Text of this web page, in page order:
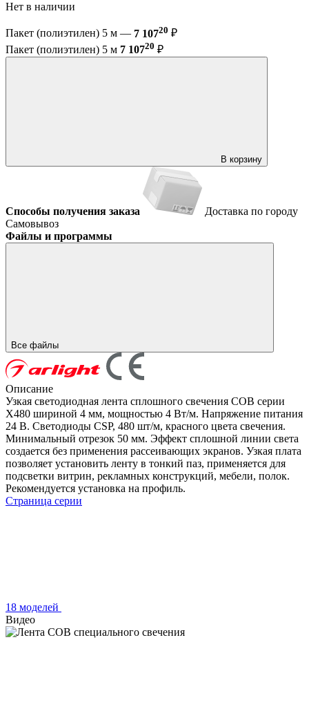
Нет в наличии
Пакет (полиэтилен) 5 м — 7 10720 ₽
Пакет (полиэтилен) 5 м 7 10720 ₽
В корзину
Способы получения заказа
Доставка по городу
Самовывоз
Файлы и программы
Все файлы
Описание
Узкая светодиодная лента сплошного свечения COB серии
X480 шириной 4 мм, мощностью 4 Вт/м. Напряжение питания
24 В. Светодиоды CSP, 480 шт/м, красного цвета свечения.
Минимальный отрезок 50 мм. Эффект сплошной линии света
создается без применения рассеивающих экранов. Узкая плата
позволяет установить ленту в тонкий паз, применяется для
подсветки витрин, рекламных конструкций, мебели, полок.
Рекомендуется установка на профиль.
Страница серии
18 моделей
Видео